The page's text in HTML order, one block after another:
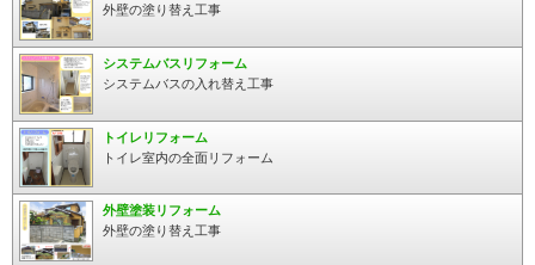
外壁の塗り替え工事
システムバスリフォーム
システムバスの入れ替え工事
トイレリフォーム
トイレ室内の全面リフォーム
外壁塗装リフォーム
外壁の塗り替え工事